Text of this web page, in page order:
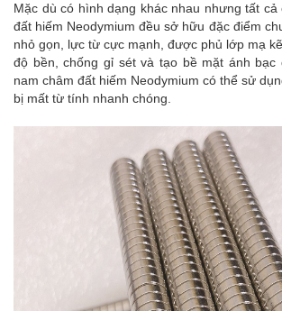
Mặc dù có hình dạng khác nhau nhưng tất cả
đất hiếm Neodymium đều sở hữu đặc điểm
nhỏ gọn, lực từ cực mạnh, được phủ lớp mạ
độ bền, chống gỉ sét và tạo bề mặt ánh bạc
nam châm đất hiếm Neodymium có thể sử
bị mất từ tính nhanh chóng.